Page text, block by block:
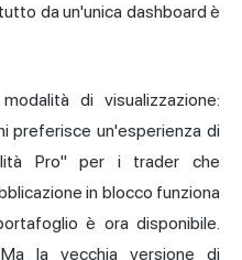
da un'unica dashboard è
di visualizzazione:
preferisce un'esperienza di
Pro" per i trader che
in blocco funziona
è ora disponibile.
Ma la vecchia versione di